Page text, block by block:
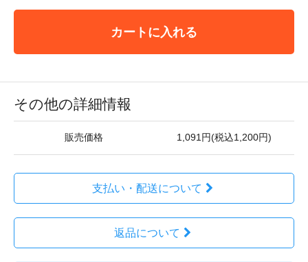
カートに入れる
その他の詳細情報
販売価格 1,091円(税込1,200円)
支払い・配送について
返品について